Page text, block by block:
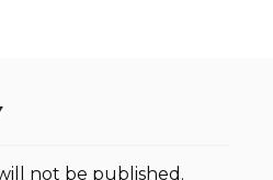
not be published.